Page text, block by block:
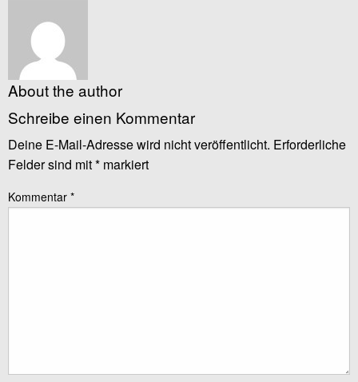
About the author
Schreibe einen Kommentar
Deine E-Mail-Adresse wird nicht veröffentlicht. Erforderliche
Felder sind mit* markiert
Kommentar *